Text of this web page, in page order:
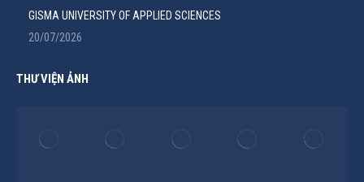
GISMA UNIVERSITY OF APPLIED SCIENCES
20/07/2026
THƯ VIỆN ẢNH